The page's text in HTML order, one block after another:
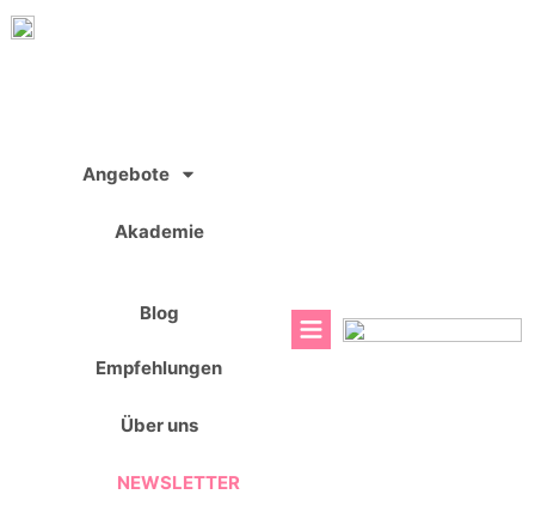
Zum
Angebote
Akademie
Blog
Empfehlungen
Über uns
NEWSLETTER